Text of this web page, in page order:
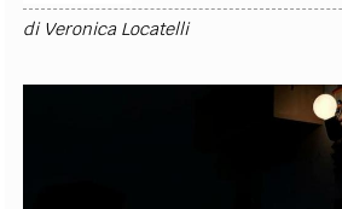
di Veronica Locatelli